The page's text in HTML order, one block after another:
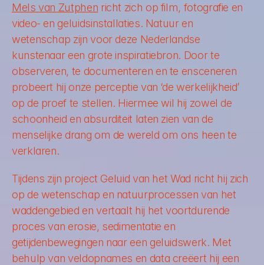
Mels van Zutphen richt zich op film, fotografie en
video- en geluidsinstallaties. Natuur en
wetenschap zijn voor deze Nederlandse
kunstenaar een grote inspiratiebron. Door te
observeren, te documenteren en te ensceneren
probeert hij onze perceptie van ‘de werkelijkheid’
op de proef te stellen. Hiermee wil hij zowel de
schoonheid en absurditeit laten zien van de
menselijke drang om de wereld om ons heen te
verklaren.
Tijdens zijn project Geluid van het Wad richt hij zich
op de wetenschap en natuurprocessen van het
waddengebied en vertaalt hij het voortdurende
proces van erosie, sedimentatie en
getijdenbewegingen naar een geluidswerk. Met
behulp van veldopnames en data creëert hij een